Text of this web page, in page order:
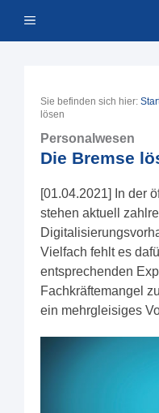
Inhalt Menü
Sie befinden sich hier:
lösen
Personalwesen
Die Bremse
[01.04.2021] In der
stehen aktuell
Vielfach fehlt es
entsprechenden
Fachkräftemangel
ein mehrgleisiges